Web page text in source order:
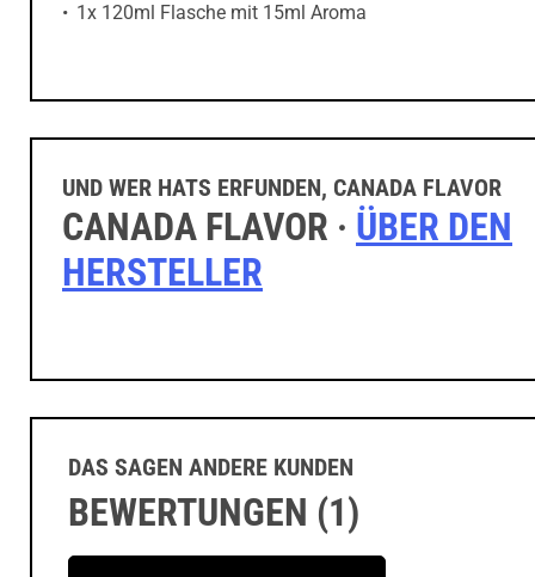
1x 120ml Flasche mit 15ml Aroma
UND WER HATS ERFUNDEN, CANADA FLAVOR
CANADA FLAVOR · ÜBER DEN
HERSTELLER
DAS SAGEN ANDERE KUNDEN
BEWERTUNGEN (1)